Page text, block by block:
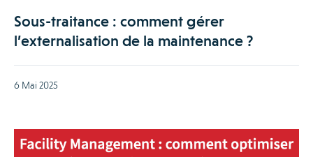
Sous-traitance : comment gérer
l’externalisation de la maintenance ?
6 Mai 2025